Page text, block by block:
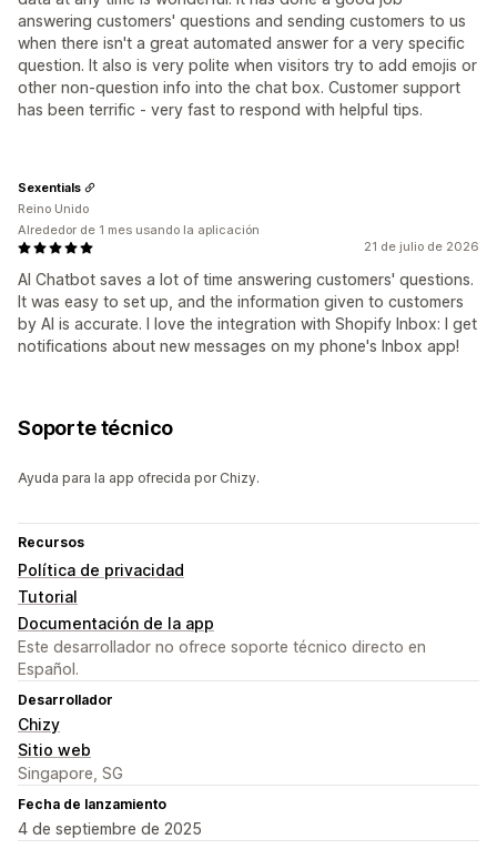
answering customers' questions and sending customers to us
when there isn't a great automated answer for a very specific
question. It also is very polite when visitors try to add emojis or
other non-question info into the chat box. Customer support
has been terrific - very fast to respond with helpful tips.
21 de julio de 2026
AI Chatbot saves a lot of time answering customers' questions.
It was easy to set up, and the information given to customers
by AI is accurate. I love the integration with Shopify Inbox: I get
notifications about new messages on my phone's Inbox app!
Sexentials
Reino Unido
Alrededor de 1 mes usando la aplicación
Soporte técnico
Ayuda para la app ofrecida por Chizy.
Recursos
Política de privacidad
Tutorial
Documentación de la app
Este desarrollador no ofrece soporte técnico directo en
Español.
Desarrollador
Chizy
Sitio web
Singapore, SG
Fecha de lanzamiento
4 de septiembre de 2025